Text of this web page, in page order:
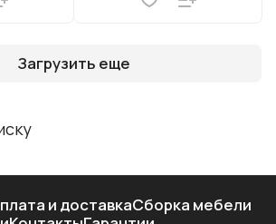
Загрузить еще
и доставкаСборка мебели